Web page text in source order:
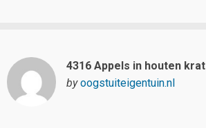
4316 Appels in houten krat
by oogstuiteigentuin.nl